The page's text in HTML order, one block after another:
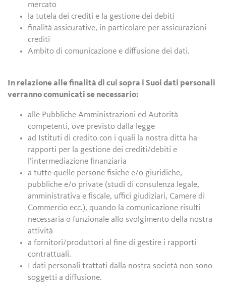
mercato
la tutela dei crediti e la gestione dei debiti
finalità assicurative, in particolare per assicurazioni
crediti
Ambito di comunicazione e diffusione dei dati.
In relazione alle finalità di cui sopra i Suoi dati personali
verranno comunicati se necessario:
alle Pubbliche Amministrazioni ed Autorità
competenti, ove previsto dalla legge
ad Istituti di credito con i quali la nostra ditta ha
rapporti per la gestione dei crediti/debiti e
l’intermediazione finanziaria
a tutte quelle persone fisiche e/o giuridiche,
pubbliche e/o private (studi di consulenza legale,
amministrativa e fiscale, uffici giudiziari, Camere di
Commercio ecc.), quando la comunicazione risulti
necessaria o funzionale allo svolgimento della nostra
attività
a fornitori/produttori al fine di gestire i rapporti
contrattuali.
I dati personali trattati dalla nostra società non sono
soggetti a diffusione.